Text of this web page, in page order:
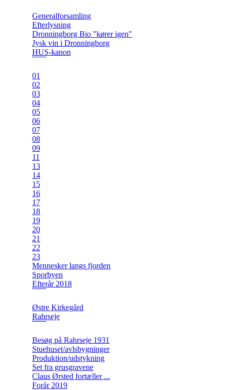
Generalforsamling
Efterlysning
Dronningborg Bio "kører igen"
Jysk vin i Dronningborg
HUS-kanon
01
02
03
04
05
06
07
08
09
11
13
14
15
16
17
18
19
20
21
22
23
Mennesker langs fjorden
Sporbyen
Efterår 2018
Østre Kirkegård
Rahrseje
Besøg på Rahrseje 1931
Stuehuset/avlsbygninger
Produktion/udstykning
Set fra grusgravene
Claus Ørsted fortæller ...
Forår 2019